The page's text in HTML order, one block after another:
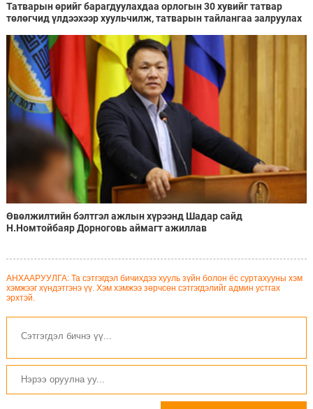
Татварын өрийг барагдуулахдаа орлогын 30 хувийг татвар
төлөгчид үлдээхээр хуульчилж, татварын тайлангаа залруулах
Өвөлжилтийн бэлтгэл ажлын хүрээнд Шадар сайд
Н.Номтойбаяр Дорноговь аймагт ажиллав
АНХААРУУЛГА: Та сэтгэгдэл бичихдээ хууль зүйн болон ёс суртахууны хэм
хэмжээг хүндэтгэнэ үү. Хэм хэмжээ зөрчсөн сэтгэгдэлийг админ устгах
эрхтэй.